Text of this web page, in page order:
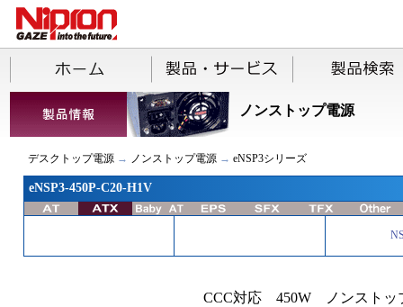
ノンストップ電源
デスクトップ電源→ ノンストップ電源→ eNSP3シリーズ
eNSP3-450P-C20-H1V
CCC対応 450W ノンストッ